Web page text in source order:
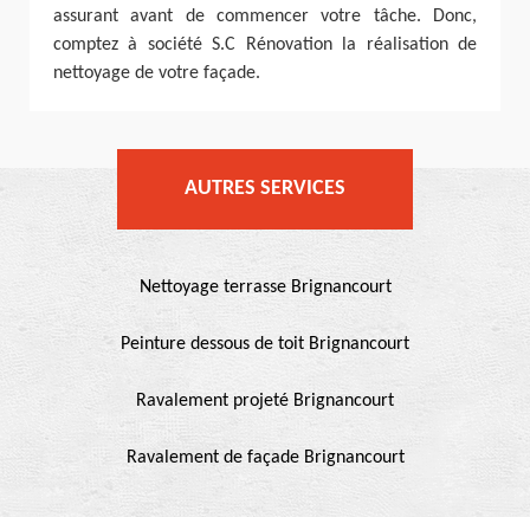
assurant avant de commencer votre tâche. Donc,
comptez à société S.C Rénovation la réalisation de
nettoyage de votre façade.
AUTRES SERVICES
Nettoyage terrasse Brignancourt
Peinture dessous de toit Brignancourt
Ravalement projeté Brignancourt
Ravalement de façade Brignancourt